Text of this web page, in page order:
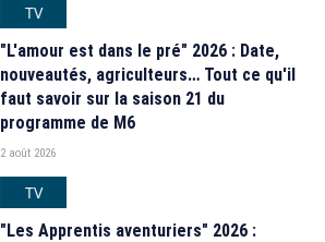
TV
"L'amour est dans le pré" 2026 : Date,
nouveautés, agriculteurs… Tout ce qu'il
faut savoir sur la saison 21 du
programme de M6
2 août 2026
TV
"Les Apprentis aventuriers" 2026 :